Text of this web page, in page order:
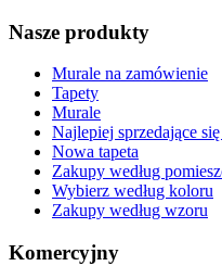
Nasze produkty
Murale na zamówienie
Tapety
Murale
Najlepiej sprzedające
Nowa tapeta
Zakupy według
Wybierz według koloru
Zakupy według wzoru
Komercyjny